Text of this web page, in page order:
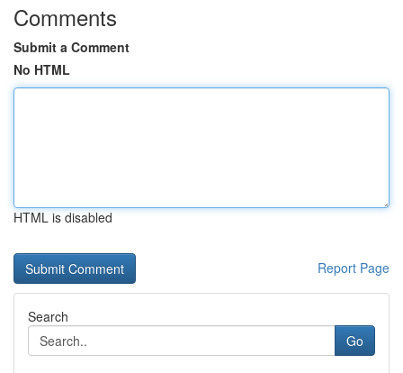
Comments
Submit a Comment
No HTML
HTML is disabled
Report Page
Search
Go